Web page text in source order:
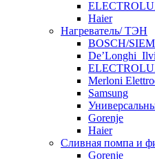
Haier
Нагреватель/ ТЭН
BOSCH/
Merloni
Samsung
Gorenje
Haier
Сливная помпа и
Gorenje